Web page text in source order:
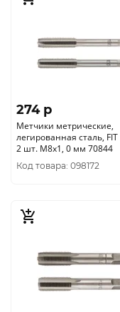
274 p
Метчики метрические,
легированная сталь, FIT набор
2 шт. М8х1, 0 мм 70844
Код товара: 098172